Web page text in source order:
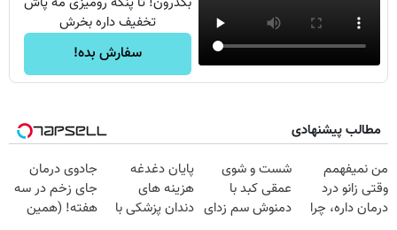
تخفیف داره بخرش
سفارش بده!
مطالب پیشنهادی
من نمیفهمم
وقتی زانو درد
درمان داره، چرا
شست و شوی
عمقی کبد با
دمنوش سم زدای
پایان دغدغه
هزینه های
دندان پزشکی با
جادوی درمان
جای زخم در سه
هفته! (همین